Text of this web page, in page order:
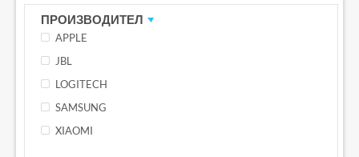
ПРОИЗВОДИТЕЛ
APPLE
JBL
LOGITECH
SAMSUNG
XIAOMI